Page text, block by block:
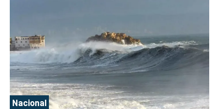
Nacional